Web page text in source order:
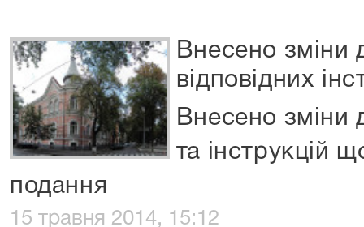
Внесено зміни
відповідних
Внесено зміни
та інструкцій
подання
15 травня 2014, 15:12